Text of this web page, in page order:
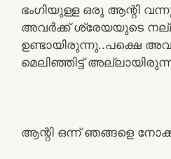
ഭംഗിയുള്ള ഒരു ആന്റി
അവർക്ക് ശ്രേയയുടെ
ഉണ്ടായിരുന്നു..പക്ഷെ
മെലിഞ്ഞിട്ട്
ആന്റി ഒന്ന് ഞങ്ങളെ